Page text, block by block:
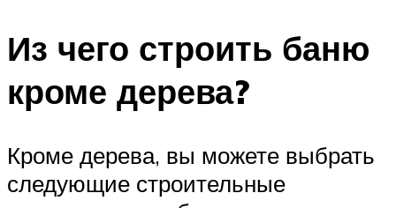
Из чего строить баню
кроме дерева?
Кроме дерева, вы можете выбрать
следующие строительные